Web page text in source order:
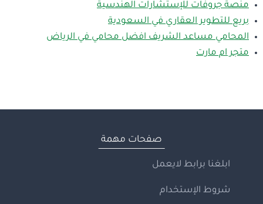
منصة جروفات للإستشارات الهندسية
بريع للتطوير العقاري في السعودية
المحامي مساعد الشريف افضل محامي في الرياض
متجر ام مارت
صفحات مهمة
ابلغنا برابط لايعمل
شروط الإستخدام